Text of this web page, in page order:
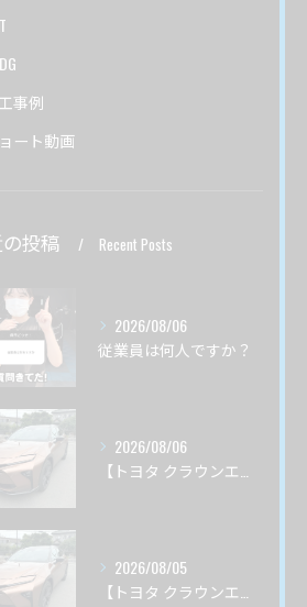
事例
ート動画
投稿 Recent Posts
2026/08/06
従業員は何人ですか？
2026/08/06
【トヨタ クラウンエステート】♯3 ガードグレイズ ボディ磨き 茨城県土浦市より
2026/08/05
【トヨタ クラウンエステート】♯２ ガードグレイズ ボディ磨き 茨城県土浦市より